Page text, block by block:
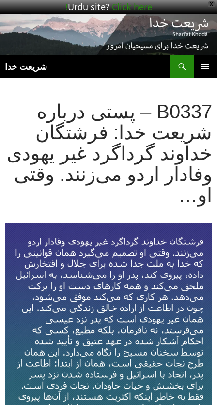
X
Urdu site?Click here!
شریعت خدا
B0337 – پستی درباره
شریعت خدا: فرشتگان
خداوند گرداگرد غیر یهودی
وفادار اردو می‌زنند. وقتی
او…